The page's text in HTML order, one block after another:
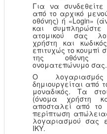
Για να συνδεθείτε
από το αρχικό
οθόνης) ή «Login»
και
ατομικού σας
χρήστη και
επιτυχώς το κουμπί
της οθόνης
ονοματεπώνυμο σας.
Ο
δημιουργείται από
μοναδικός. Τα
(όνομα χρήστη
αποσταλεί από το
περίπτωση
λογαριασμού σας
ΙΚΥ.